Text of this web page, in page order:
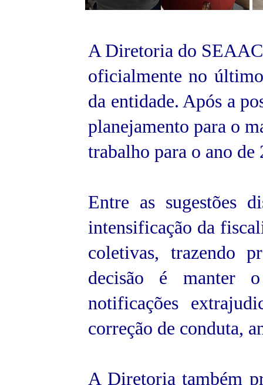
A Diretoria do
oficialmente no
da entidade. Após a
planejamento para o
trabalho para o ano de
Entre as sugestões
intensificação da
coletivas, trazendo
decisão é manter
notificações
correção de conduta,
A Diretoria também